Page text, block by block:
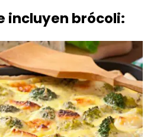
incluyen brócoli: